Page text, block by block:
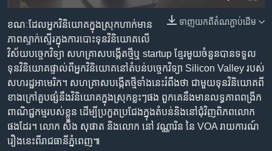
កាន់​
ទំព័រ​
ស្វែង​
រក
ភាសា
ទាញ​យក​ពី​តំណភ្ជាប់​ដើម
ខណៈ​ដែល​អ្នក​វិនិយោគ​ក្នុង​ស្រុក​ហាក់​មាន​
ភាព​ស្ទាក់ស្ទើរ​ក្នុង​ការ​បោះ​ទុន​វិនិយោគ​លើ​
វិស័យ​បច្ចេកវិទ្យា សហគ្រាស​បង្កើត​ថ្មី​ឬ startup ខ្មែរ​មួយ​ចំនួន​បាន​ទទួល​
ទុន​វិនិយោគ​ផ្ទាល់​ពី​អ្នក​វិនិយោគ​នៅ​តំបន់​បច្ចេកវិទ្យា Silicon Valley ​របស់​
សហរដ្ឋ​អាមេរិក។ សហគ្រាស​បង្កើត​ថ្មី​ទាំង​នេះ​រំពឹង​ថា ជាមួយ​ទុន​វិនិយោគ​ពី​
ខាង​ក្រៅ​គួបផ្សំ​នឹង​វិនិយោគ​ក្នុង​ស្រុក​ខ្លះៗ​ផង ពួកគេ​នឹង​មាន​លទ្ធភាព​​ពង្រីក​
ពាណិជ្ជកម្ម​របស់​ខ្លួន ដើម្បី​ប្រកួតប្រជែង​ក្នុង​តំបន់​និង​នៅ​ជុំវិញ​ពិភពលោក​​
ផង​ដែរ។ លោក សឹង សុផាត ​និងលោក នៅ វណ្ណារិន ​នៃ VOA​ រាយការណ៍​
រឿង​នេះ​ពី​រាជធានី​ភ្នំពេញ៕